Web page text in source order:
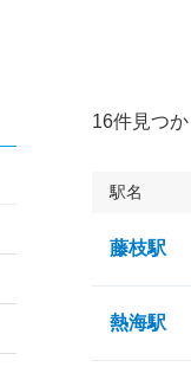
16件見つか
駅名
藤枝駅
熱海駅